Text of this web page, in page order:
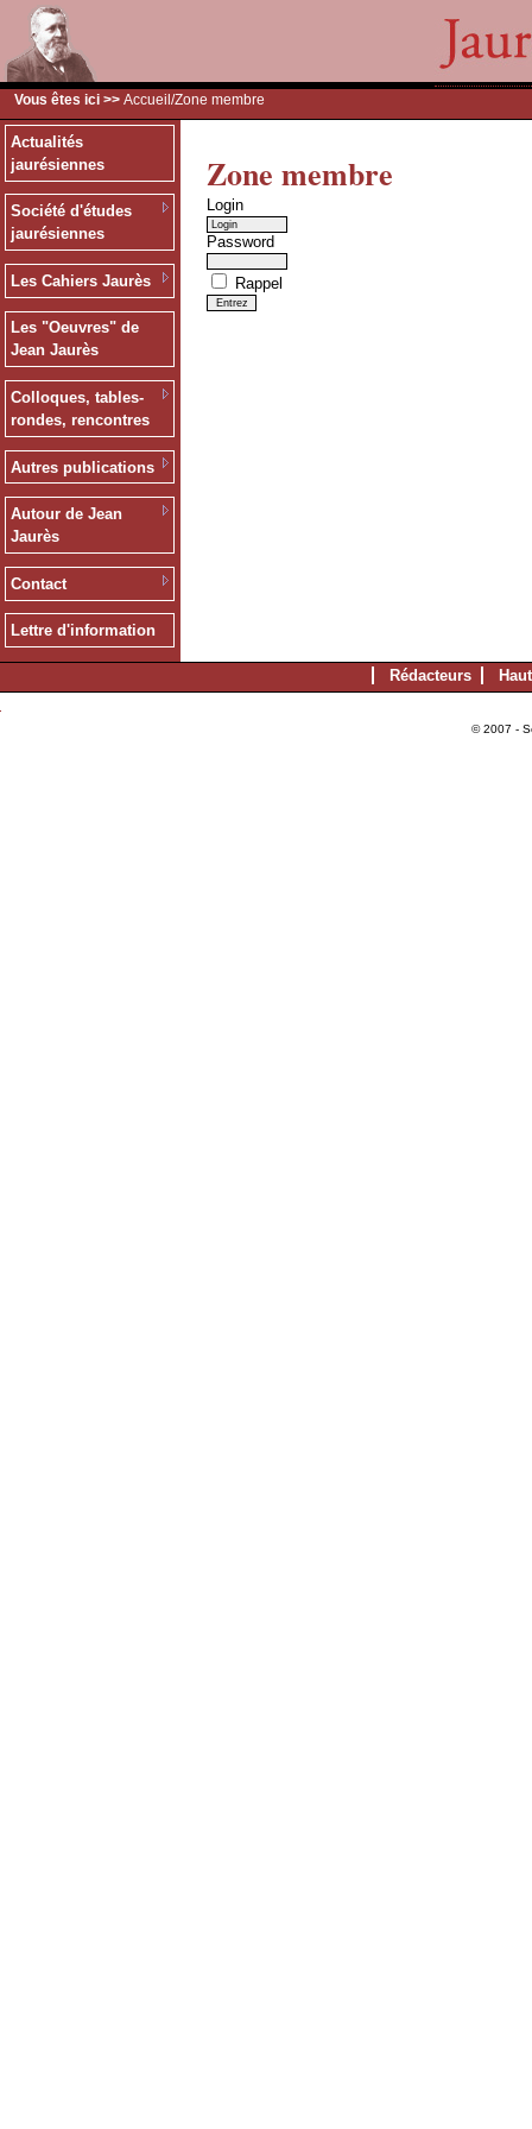
Vous êtes ici >> Accueil /Zone membre
Actualités
jaurésiennes
Société d'études
jaurésiennes
Les Cahiers Jaurès
Les "Oeuvres" de
Jean Jaurès
Colloques, tables-
rondes, rencontres
Autres publications
Autour de Jean
Jaurès
Contact
Lettre d'information
Zone membre
Login
Password
Rappel
Rédacteurs
© 2007 -